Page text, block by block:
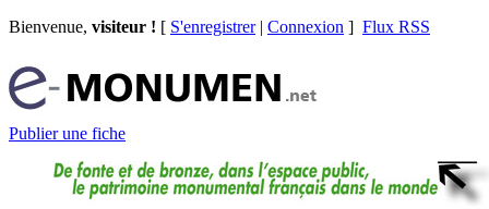
Bienvenue, visiteur ! [ S'enregistrer| Connexion ] Flux RSS
Publier une fiche